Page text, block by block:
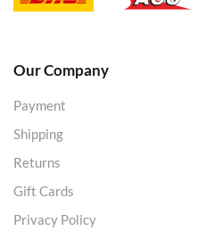
Our Company
Payment
Shipping
Returns
Gift Cards
Privacy Policy